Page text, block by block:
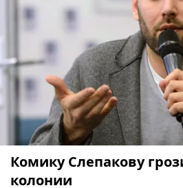
Комику Слепакову
колонии